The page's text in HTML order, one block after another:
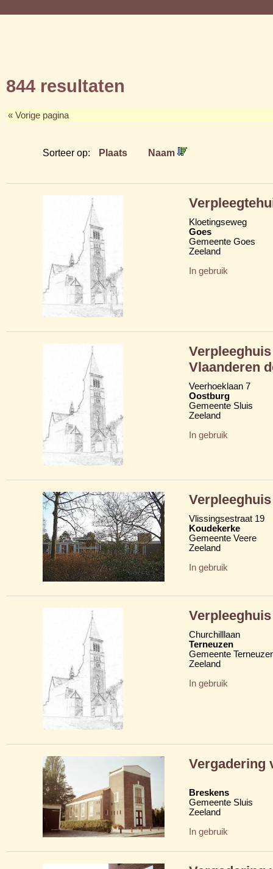
844 resultaten
« Vorige pagina
Sorteer op: Plaats Naam
Kloetingseweg
Goes
Gemeente Goes
Zeeland
In gebruik
Vlaanderen
Veerhoeklaan 7
Oostburg
Gemeente Sluis
Zeeland
In gebruik
Vlissingsestraat 19
Koudekerke
Gemeente Veere
Zeeland
In gebruik
Churchilllaan
Terneuzen
Gemeente
Zeeland
In gebruik
Vergadering
Breskens
Gemeente Sluis
Zeeland
In gebruik